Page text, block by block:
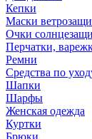
Кепки
Маски
Очки
Перчатки,
Ремни
Средства по
Шапки
Шарфы
Женская одежда
Куртки
Брюки